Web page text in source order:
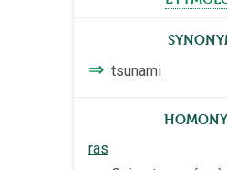
⇒ tsunami
ras